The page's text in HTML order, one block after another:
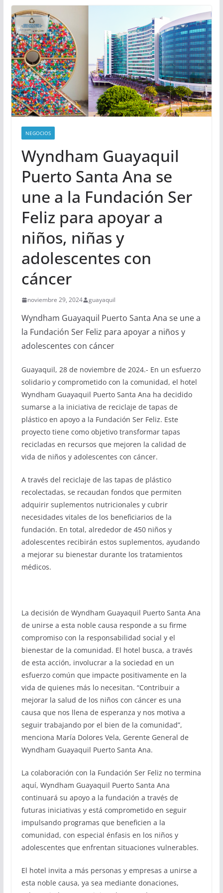
NEGOCIOS
Wyndham Guayaquil
Puerto Santa Ana se
une a la Fundación Ser
Feliz para apoyar a
niños, niñas y
adolescentes con
cáncer
noviembre 29, 2024 guayaquil
Wyndham Guayaquil Puerto Santa Ana se une a
la Fundación Ser Feliz para apoyar a niños y
adolescentes con cáncer
Guayaquil, 28 de noviembre de 2024.- En un esfuerzo
solidario y comprometido con la comunidad, el hotel
Wyndham Guayaquil Puerto Santa Ana ha decidido
sumarse a la iniciativa de reciclaje de tapas de
plástico en apoyo a la Fundación Ser Feliz. Este
proyecto tiene como objetivo transformar tapas
recicladas en recursos que mejoren la calidad de
vida de niños y adolescentes con cáncer.
A través del reciclaje de las tapas de plástico
recolectadas, se recaudan fondos que permiten
adquirir suplementos nutricionales y cubrir
necesidades vitales de los beneficiarios de la
fundación. En total, alrededor de 450 niños y
adolescentes recibirán estos suplementos, ayudando
a mejorar su bienestar durante los tratamientos
médicos.
La decisión de Wyndham Guayaquil Puerto Santa Ana
de unirse a esta noble causa responde a su firme
compromiso con la responsabilidad social y el
bienestar de la comunidad. El hotel busca, a través
de esta acción, involucrar a la sociedad en un
esfuerzo común que impacte positivamente en la
vida de quienes más lo necesitan. “Contribuir a
mejorar la salud de los niños con cáncer es una
causa que nos llena de esperanza y nos motiva a
seguir trabajando por el bien de la comunidad”,
menciona María Dolores Vela, Gerente General de
Wyndham Guayaquil Puerto Santa Ana.
La colaboración con la Fundación Ser Feliz no termina
aquí, Wyndham Guayaquil Puerto Santa Ana
continuará su apoyo a la fundación a través de
futuras iniciativas y está comprometido en seguir
impulsando programas que beneficien a la
comunidad, con especial énfasis en los niños y
adolescentes que enfrentan situaciones vulnerables.
El hotel invita a más personas y empresas a unirse a
esta noble causa, ya sea mediante donaciones,